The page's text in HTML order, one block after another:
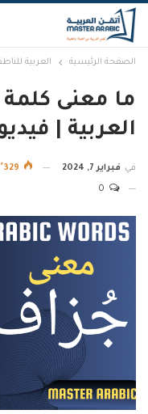
الصفحة الرئيسية العربية
ما معنى
العربية |
في فبراير 7, 2024